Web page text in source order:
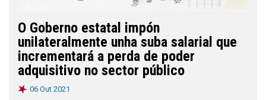
O Goberno estatal impón
unilateralmente unha suba salarial que
incrementará a perda de poder
adquisitivo no sector público
06 Out 2021